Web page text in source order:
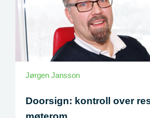
Jørgen Jansson
Doorsign: kontroll over